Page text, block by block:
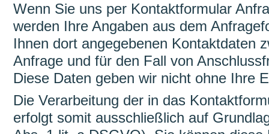
Wenn Sie uns per Kontaktformular
werden Ihre Angaben aus dem
Ihnen dort angegebenen Kontaktdaten
Anfrage und für den Fall von
Diese Daten geben wir nicht ohne Ihre
Die Verarbeitung der in das
erfolgt somit ausschließlich auf